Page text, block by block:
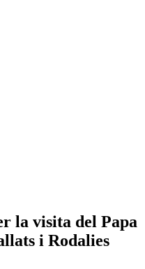
la visita del Papa
i Rodalies